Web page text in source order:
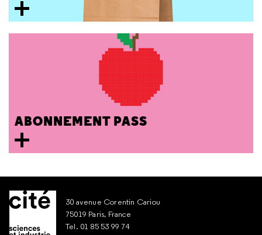
ABONNEMENT PASS
30 avenue Corentin Cariou
75019 Paris, France
Tel. 01 85 53 99 74